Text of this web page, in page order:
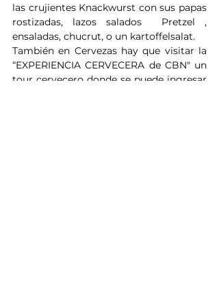
las crujientes Knackwurst con sus papas
rostizadas, lazos salados  Pretzel ,
ensaladas, chucrut, o un kartoffelsalat.
También en Cervezas hay que visitar la
“EXPERIENCIA CERVECERA de CBN" un
tour cervecero donde se puede ingresar